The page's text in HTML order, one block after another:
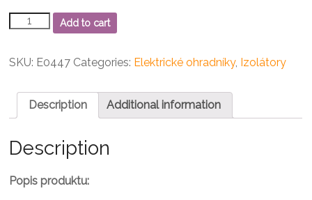
Izolátor
kruhový
metrickým
mm
Add to cart
SKU: E0447 Categories: Elektrické ohradníky, Izolátory
Description Additional information
Description
Popis produktu: